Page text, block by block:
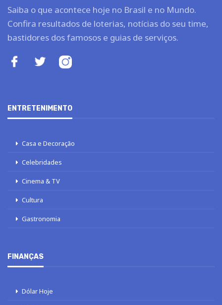
Saiba o que acontece hoje no Brasil e no Mundo.
Confira resultados de loterias, notícias do seu time,
bastidores dos famosos e guias de serviços.
ENTRETENIMENTO
Casa e Decoração
Celebridades
Cinema & TV
Cultura
Gastronomia
FINANÇAS
Dólar Hoje